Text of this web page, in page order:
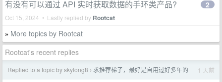
有没有可以通过 API 实时获取数据的手环类产品?
Oct 15, 2024 • Lastly replied by Rootcat
2
» More topics by Rootcat
Rootcat's recent replies
Replied to a topic by skylong8 › 求推荐梯子，最好是自用过好多年的 1 天前